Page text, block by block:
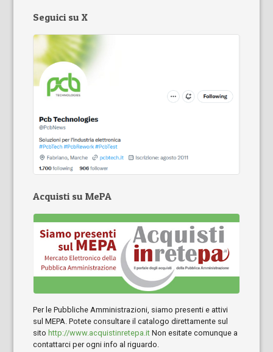
Seguici su X
Acquisti su MePA
Per le Pubbliche Amministrazioni, siamo presenti e attivi
sul MEPA. Potete consultare il catalogo direttamente sul
sito http://www.acquistinretepa.it Non esitate comunque a
contattarci per ogni info al riguardo.